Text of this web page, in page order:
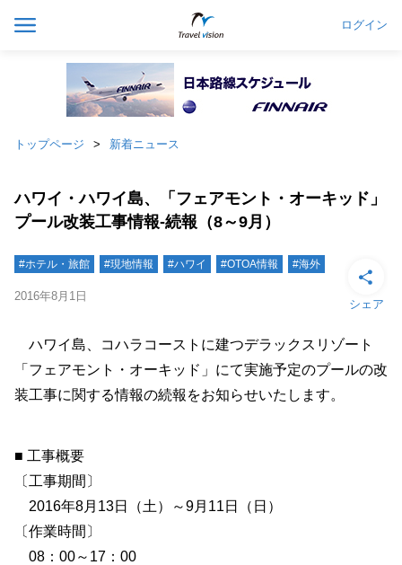
ログイン
トップページ 新着ニュース
ハワイ・ハワイ島、「フェアモント・オーキッド」
プール改装工事情報‐続報（8～9月）
#ホテル・旅館 #現地情報 #ハワイ #OTOA情報 #海外
2016年8月1日
シェア
ハワイ島、コハラコーストに建つデラックスリゾート
「フェアモント・オーキッド」にて実施予定のプールの改
装工事に関する情報の続報をお知らせいたします。
■ 工事概要
〔工事期間〕
2016年8月13日（土）～9月11日（日）
〔作業時間〕
08：00～17：00